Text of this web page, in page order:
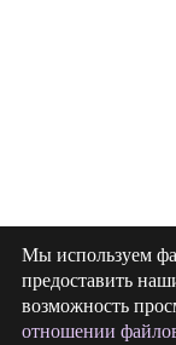
+7 (993) 477-18-57
заявкаОтправлена
Мы используем
предоставить
возможность
отношении